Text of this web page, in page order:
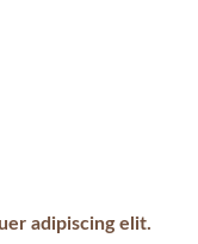
adipiscing elit.